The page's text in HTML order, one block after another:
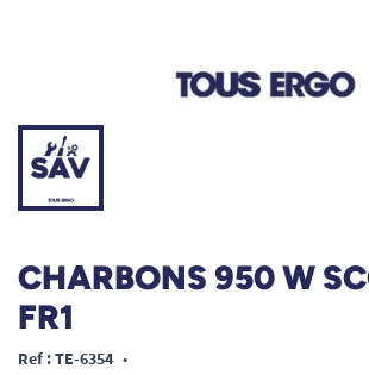
CHARBONS 950 W
FR1
Ref : TE-6354 •